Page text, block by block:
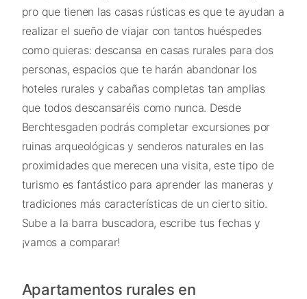
pro que tienen las casas rústicas es que te ayudan a
realizar el sueño de viajar con tantos huéspedes
como quieras: descansa en casas rurales para dos
personas, espacios que te harán abandonar los
hoteles rurales y cabañas completas tan amplias
que todos descansaréis como nunca. Desde
Berchtesgaden podrás completar excursiones por
ruinas arqueológicas y senderos naturales en las
proximidades que merecen una visita, este tipo de
turismo es fantástico para aprender las maneras y
tradiciones más características de un cierto sitio.
Sube a la barra buscadora, escribe tus fechas y
¡vamos a comparar!
Apartamentos rurales en